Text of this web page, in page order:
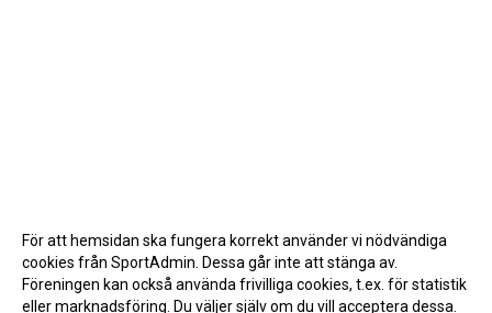
För att hemsidan ska fungera korrekt använder vi nödvändiga
cookies från SportAdmin. Dessa går inte att stänga av.
Föreningen kan också använda frivilliga cookies, t.ex. för statistik
eller marknadsföring. Du väljer själv om du vill acceptera dessa.